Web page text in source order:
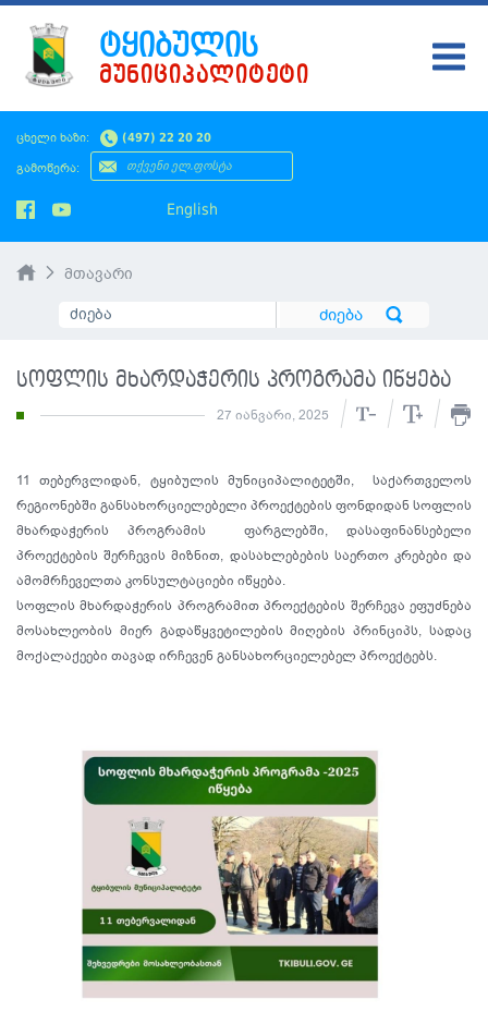
ცხელი ხაზი: (497) 22 20 20
გამოწერა:
English
ᲢᲧᲘᲑᲣᲚᲘᲡ
ᲛᲣᲜᲘᲪᲘᲞᲐᲚᲘᲢᲔᲢᲘ
ᲢᲧᲘᲑᲣᲚᲘ
ᲡᲐᲙᲠᲔᲑᲣᲚᲝ
ᲛᲝᲥᲐᲚᲐᲥᲔᲡ
SMS ᲞᲚᲐᲢᲤᲝᲠᲛᲐ
მთავარი
სოფლის მხარდაჭერის პროგრამა იწყება
27 იანვარი, 2025
11 თებერვლიდან, ტყიბულის მუნიციპალიტეტში, საქართველოს
რეგიონებში განსახორციელებელი პროექტების ფონდიდან სოფლის
მხარდაჭერის პროგრამის ფარგლებში, დასაფინანსებელი
პროექტების შერჩევის მიზნით, დასახლებების საერთო კრებები და
ამომრჩეველთა კონსულტაციები იწყება.
სოფლის მხარდაჭერის პროგრამით პროექტების შერჩევა ეფუძნება
მოსახლეობის მიერ გადაწყვეტილების მიღების პრინციპს, სადაც
მოქალაქეები თავად ირჩევენ განსახორციელებელ პროექტებს.